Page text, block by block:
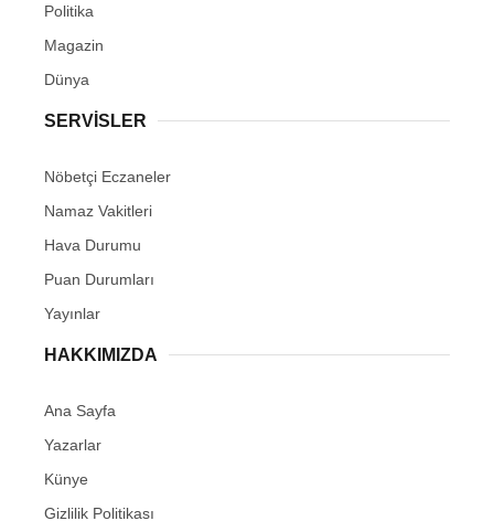
Politika
Magazin
Dünya
SERVİSLER
Nöbetçi Eczaneler
Namaz Vakitleri
Hava Durumu
Puan Durumları
Yayınlar
HAKKIMIZDA
Ana Sayfa
Yazarlar
Künye
Gizlilik Politikası